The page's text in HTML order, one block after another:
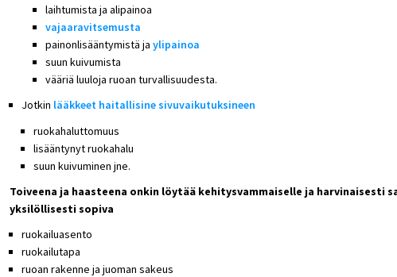
laihtumista ja alipainoa
vajaaravitsemusta
painonlisääntymistä ja ylipainoa
suun kuivumista
vääriä luuloja ruoan turvallisuudesta.
Jotkin lääkkeet haitallisine sivuvaikutuksineen
ruokahaluttomuus
lisääntynyt ruokahalu
suun kuivuminen jne.
Toiveena ja haasteena onkin löytää kehitysvammaiselle ja harvinaisesti
yksilöllisesti sopiva
ruokailuasento
ruokailutapa
ruoan rakenne ja juoman sakeus